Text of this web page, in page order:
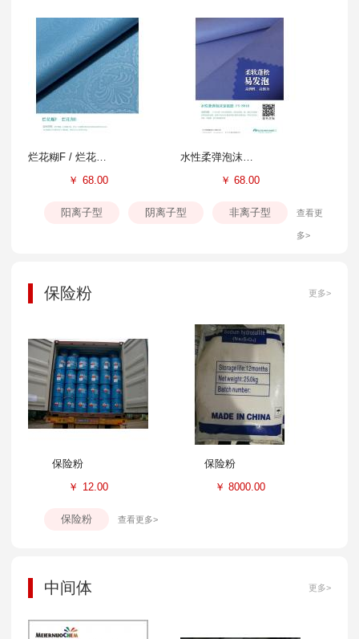
烂花糊F / 烂花剂E
￥ 68.00
水性柔弹泡沫涂层胶FS-804B
￥ 68.00
阳离子型 阴离子型 非离子型 查看更
多>
保险粉 更多>
保险粉
￥ 12.00
保险粉
￥ 8000.00
保险粉 查看更多>
中间体 更多>